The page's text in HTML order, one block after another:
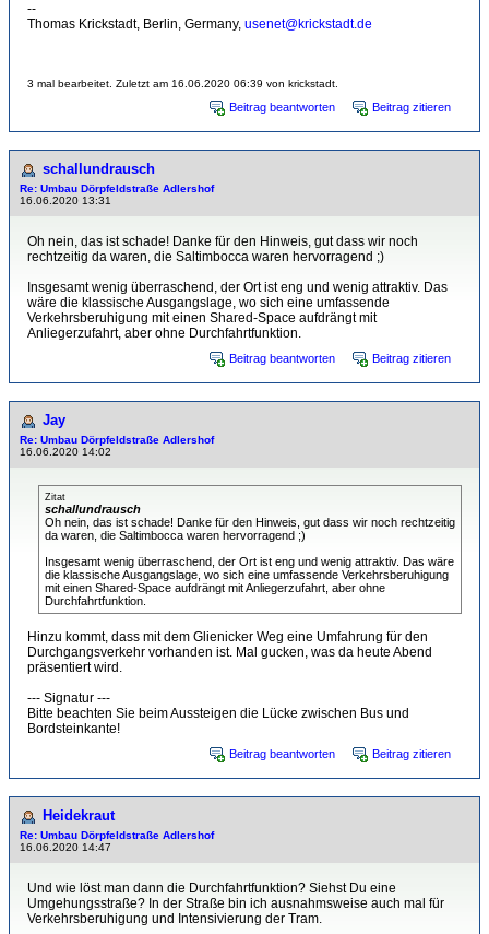
--
Thomas Krickstadt, Berlin, Germany, usenet@krickstadt.de
3 mal bearbeitet. Zuletzt am 16.06.2020 06:39 von krickstadt.
Beitrag beantworten Beitrag zitieren
schallundrausch
Re: Umbau Dörpfeldstraße Adlershof
16.06.2020 13:31
Oh nein, das ist schade! Danke für den Hinweis, gut dass wir noch
rechtzeitig da waren, die Saltimbocca waren hervorragend ;)
Insgesamt wenig überraschend, der Ort ist eng und wenig attraktiv. Das
wäre die klassische Ausgangslage, wo sich eine umfassende
Verkehrsberuhigung mit einen Shared-Space aufdrängt mit
Anliegerzufahrt, aber ohne Durchfahrtfunktion.
Beitrag beantworten Beitrag zitieren
Jay
Re: Umbau Dörpfeldstraße Adlershof
16.06.2020 14:02
Zitat
schallundrausch
Oh nein, das ist schade! Danke für den Hinweis, gut dass wir noch rechtzeitig
da waren, die Saltimbocca waren hervorragend ;)
Insgesamt wenig überraschend, der Ort ist eng und wenig attraktiv. Das wäre
die klassische Ausgangslage, wo sich eine umfassende Verkehrsberuhigung
mit einen Shared-Space aufdrängt mit Anliegerzufahrt, aber ohne
Durchfahrtfunktion.
Hinzu kommt, dass mit dem Glienicker Weg eine Umfahrung für den
Durchgangsverkehr vorhanden ist. Mal gucken, was da heute Abend
präsentiert wird.
--- Signatur ---
Bitte beachten Sie beim Aussteigen die Lücke zwischen Bus und
Bordsteinkante!
Beitrag beantworten Beitrag zitieren
Heidekraut
Re: Umbau Dörpfeldstraße Adlershof
16.06.2020 14:47
Und wie löst man dann die Durchfahrtfunktion? Siehst Du eine
Umgehungsstraße? In der Straße bin ich ausnahmsweise auch mal für
Verkehrsberuhigung und Intensivierung der Tram.